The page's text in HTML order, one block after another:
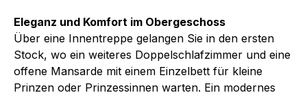
Eleganz und Komfort im Obergeschoss
Über eine Innentreppe gelangen Sie in den ersten
Stock, wo ein weiteres Doppelschlafzimmer und eine
offene Mansarde mit einem Einzelbett für kleine
Prinzen oder Prinzessinnen warten. Ein modernes